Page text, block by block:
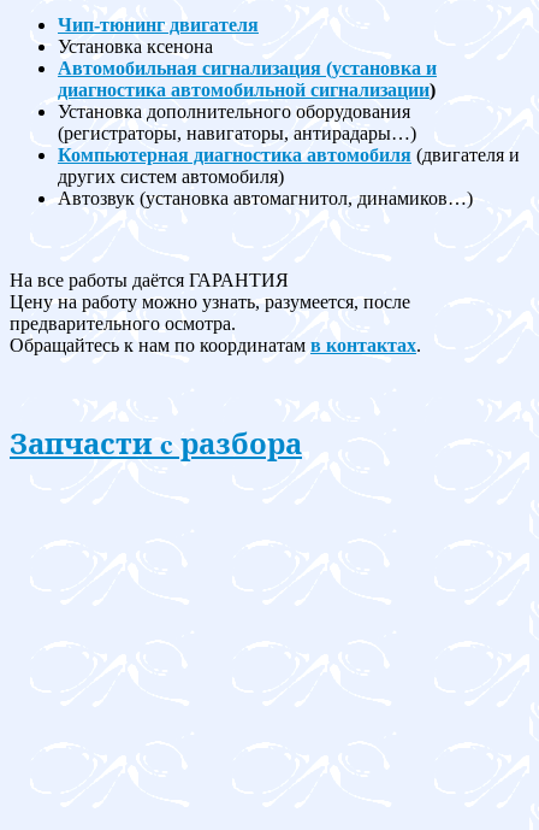
Чип-тюнинг двигателя
Установка ксенона
Автомобильная сигнализация (установка и
диагностика автомобильной сигнализации)
Установка дополнительного оборудования
(регистраторы, навигаторы, антирадары…)
Компьютерная диагностика автомобиля (двигателя и
других систем автомобиля)
Автозвук (установка автомагнитол, динамиков…)
На все работы даётся ГАРАНТИЯ
Цену на работу можно узнать, разумеется, после
предварительного осмотра.
Обращайтесь к нам по координатам в контактах.
Запчасти c разбора